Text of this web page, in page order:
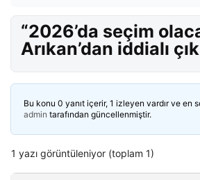
“2026’da seçim
Arıkan’dan iddialı
Bu konu 0 yanıt içerir, 1 izleyen vardır ve en
admin tarafından güncellenmiştir.
1 yazı görüntüleniyor (toplam 1)